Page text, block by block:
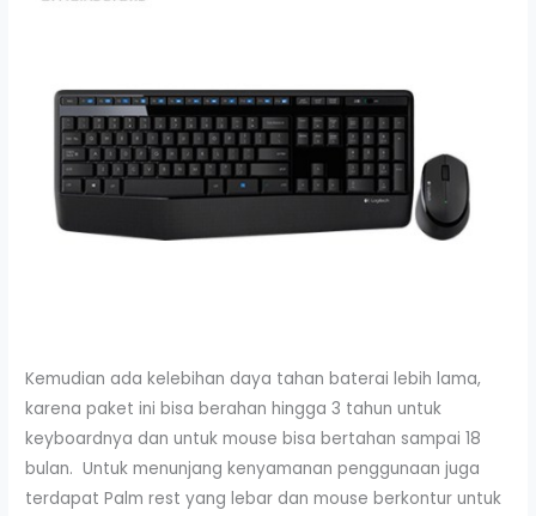
Kemudian ada kelebihan daya tahan baterai lebih lama,
karena paket ini bisa berahan hingga 3 tahun untuk
keyboardnya dan untuk mouse bisa bertahan sampai 18
bulan. Untuk menunjang kenyamanan penggunaan juga
terdapat Palm rest yang lebar dan mouse berkontur untuk